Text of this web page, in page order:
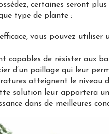
certaines seront
type de plante :
vous pouvez utiliser
capables de résister aux
d’un paillage qui leur
atteignent le niveau
solution leur apportera
dans de meilleures